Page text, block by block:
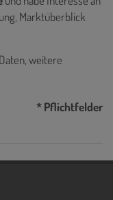
Marktüberblick
weitere
* Pflichtfelder